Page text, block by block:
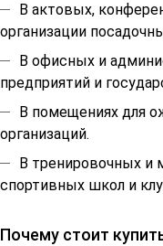
В актовых,
организации
В офисных и
предприятий и
В помещениях для
организаций.
В тренировочных и
спортивных школ и
Почему стоит